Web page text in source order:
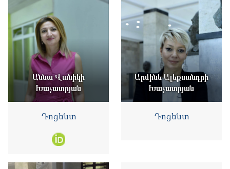
Աննա Վանիկի
Խաչատրյան
Դոցենտ
Արմինե Ալեքսանդրի
Խաչատրյան
Դոցենտ